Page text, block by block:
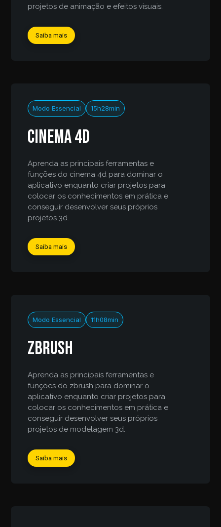
projetos de animação e efeitos visuais.
Saiba mais
Modo Essencial 15h28min
Cinema 4d
Aprenda as principais ferramentas e
funções do cinema 4d para dominar o
aplicativo enquanto criar projetos para
colocar os conhecimentos em prática e
conseguir desenvolver seus próprios
projetos 3d.
Saiba mais
Modo Essencial 11h08min
Zbrush
Aprenda as principais ferramentas e
funções do zbrush para dominar o
aplicativo enquanto criar projetos para
colocar os conhecimentos em prática e
conseguir desenvolver seus próprios
projetos de modelagem 3d.
Saiba mais